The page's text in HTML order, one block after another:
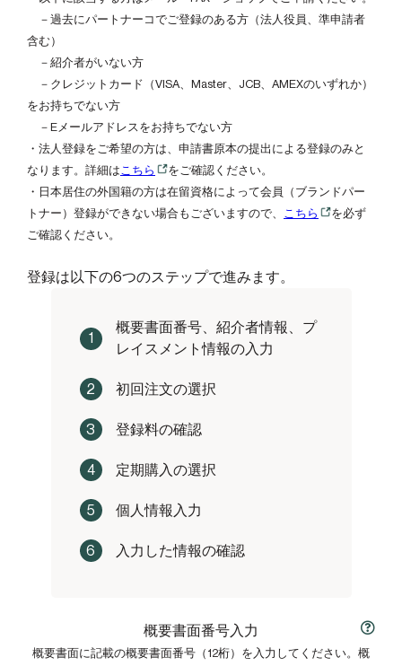
－過去にパートナーコでご登録のある方（法人役員、準申請者
含む）
－紹介者がいない方
－クレジットカード（VISA、Master、JCB、AMEXのいずれか）
をお持ちでない方
－Eメールアドレスをお持ちでない方
・法人登録をご希望の方は、申請書原本の提出による登録のみと
なります。詳細は こちら
をご確認ください。
・日本居住の外国籍の方は在留資格によって会員（ブランドパー
トナー）登録ができない場合もございますので、
こちら
を必ず
ご確認ください。
登録は以下の6つのステップで進みます。
1
概要書面番号、紹介者情報、プ
レイスメント情報の入力
2 初回注文の選択
3 登録料の確認
4 定期購入の選択
5 個人情報入力
6 入力した情報の確認
概要書面番号入力
概要書面に記載の概要書面番号（12桁）を入力してください。概